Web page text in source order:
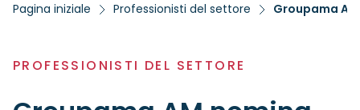
Pagina iniziale Professionisti del settore
PROFESSIONISTI DEL SETTORE